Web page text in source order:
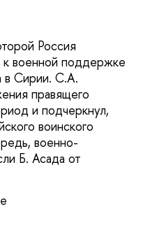
Россия
к военной поддержке
в Сирии. С.А.
правящего
и подчеркнул,
воинского
военно-
Б. Асада от